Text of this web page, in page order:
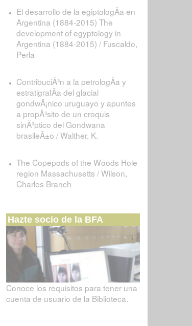
El desarrollo de la egiptologÃ­a en
Argentina (1884-2015) The
development of egyptology in
Argentina (1884-2015) / Fuscaldo,
Perla
ContribuciÃ³n a la petrologÃ­a y
estratigrafÃ­a del glacial
gondwÃ¡nico uruguayo y apuntes
a propÃ³sito de un croquis
sinÃ³ptico del Gondwana
brasileÃ±o / Walther, K.
The Copepods of the Woods Hole
region Massachusetts / Wilson,
Charles Branch
Hazte socio de la BFA
Conoce los requisitos para tener una
cuenta de usuario de la Biblioteca.